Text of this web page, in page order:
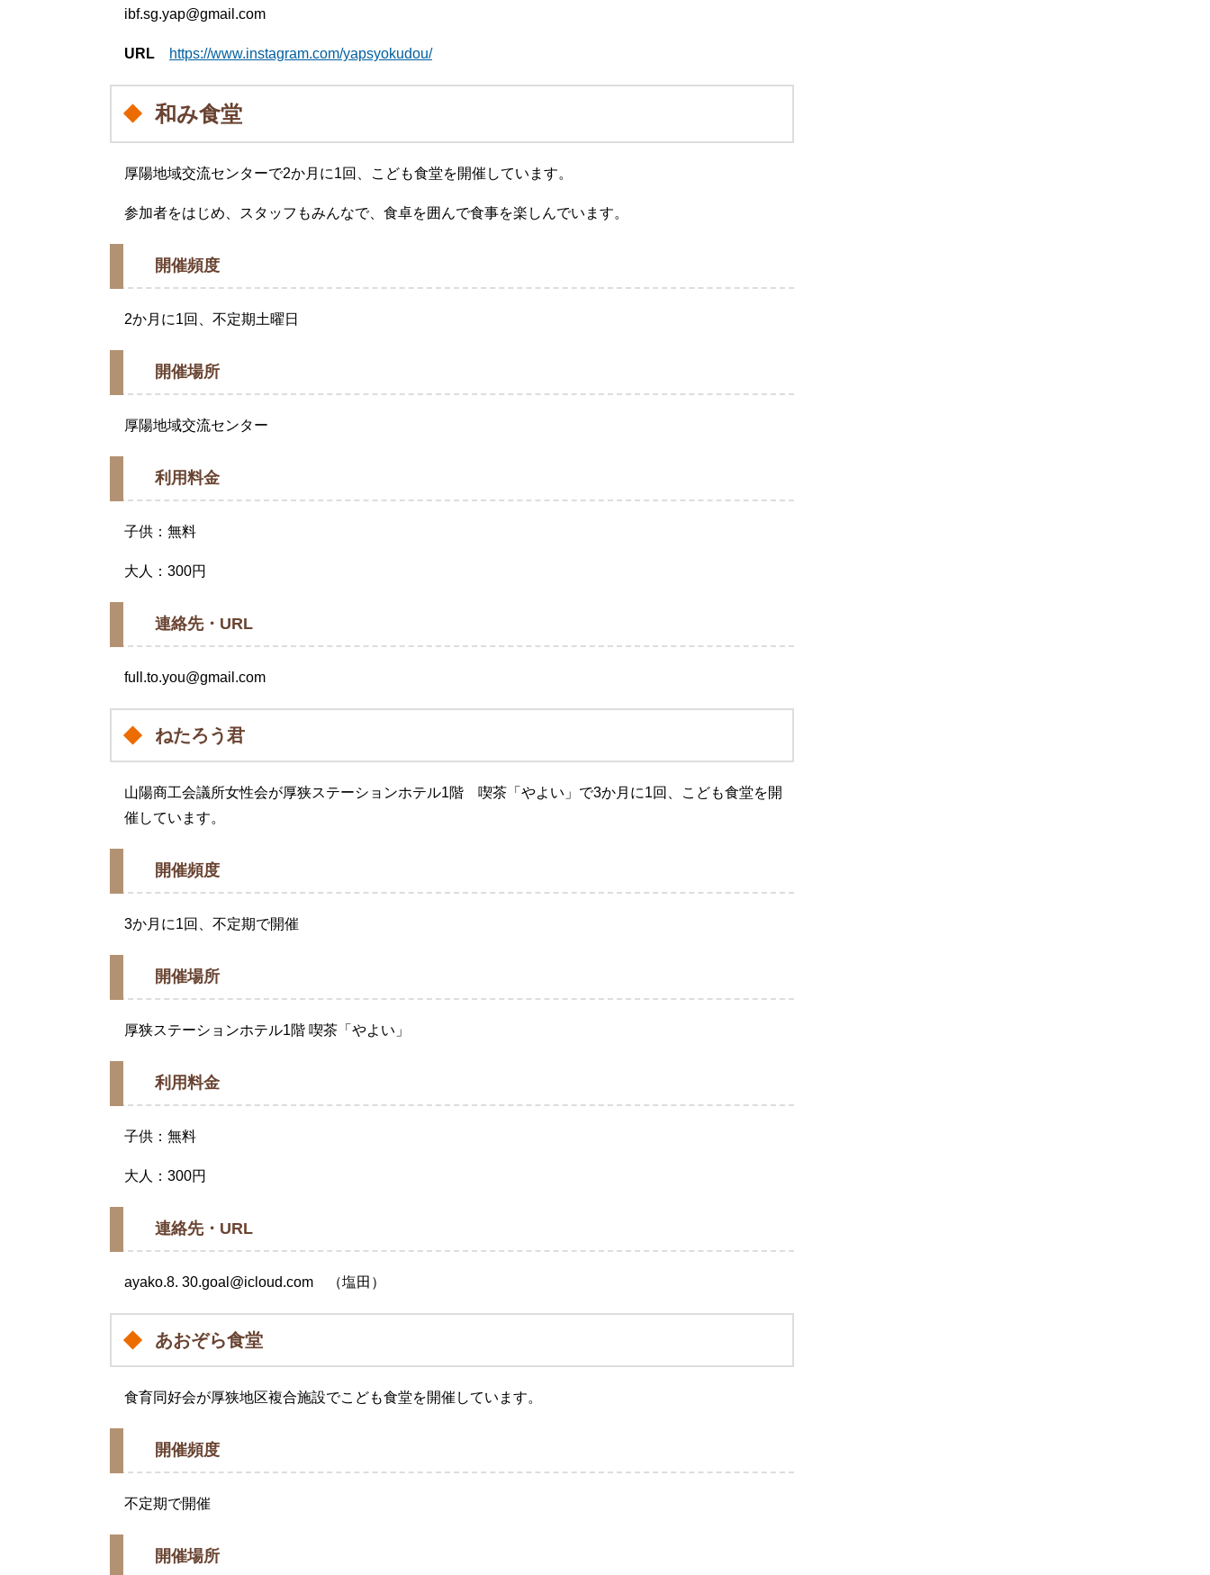
ibf.sg.yap@gmail.com
URL https://www.instagram.com/yapsyokudou/
和み食堂​
厚陽地域交流センターで2か月に1回、こども食堂を開催しています。
参加者をはじめ、スタッフもみんなで、食卓を囲んで食事を楽しんでいます。
開催頻度
2か月に1回、不定期土曜日
開催場所
厚陽地域交流センター
利用料金
子供：無料
大人：300円
連絡先・URL
full.to.you@gmail.com
ねたろう君
山陽商工会議所女性会が厚狭ステーションホテル1階 喫茶「やよい」で3か月に1回、こども食堂を開
催しています。
開催頻度
3か月に1回、不定期で開催
開催場所
厚狭ステーションホテル1階 喫茶「やよい」
利用料金
子供：無料
大人：300円
連絡先・URL
ayako.8. 30.goal@icloud.com （塩田）
あおぞら食堂
​食育同好会が厚狭地区複合施設でこども食堂を開催しています。
開催頻度
不定期で開催
開催場所